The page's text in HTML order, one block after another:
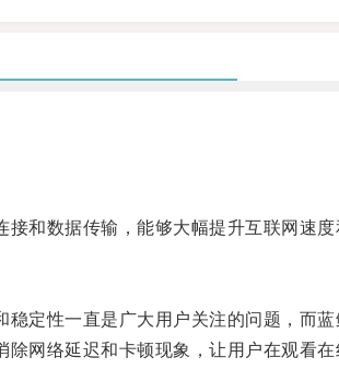
数据传输，能够大幅提升互联网速度
性一直是广大用户关注的问题，而蓝
络延迟和卡顿现象，让用户在观看在